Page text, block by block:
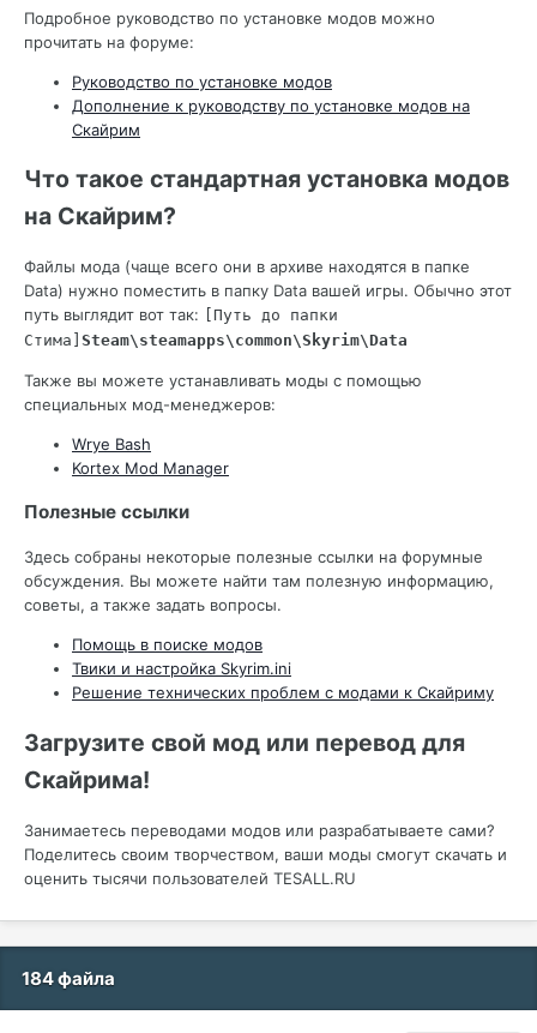
Подробное руководство по установке модов можно
прочитать на форуме:
Руководство по установке модов
Дополнение к руководству по установке модов на
Скайрим
Что такое стандартная установка модов
на Скайрим?
Файлы мода (чаще всего они в архиве находятся в папке
Data) нужно поместить в папку Data вашей игры. Обычно этот
путь выглядит вот так:
[Путь до папки
Стима] Steam\steamapps\common\Skyrim\Data
Также вы можете устанавливать моды с помощью
специальных мод-менеджеров:
Wrye Bash
Kortex Mod Manager
Полезные ссылки
Здесь собраны некоторые полезные ссылки на форумные
обсуждения. Вы можете найти там полезную информацию,
советы, а также задать вопросы.
Помощь в поиске модов
Твики и настройка Skyrim.ini
Решение технических проблем с модами к Скайриму
Загрузите свой мод или перевод для
Скайрима!
Занимаетесь переводами модов или разрабатываете сами?
Поделитесь своим творчеством, ваши моды смогут скачать и
оценить тысячи пользователей TESALL.RU
184 файла